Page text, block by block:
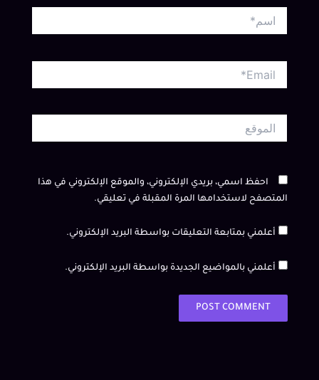
احفظ اسمي، بريدي الإلكتروني، والموقع الإلكتروني في هذا
المتصفح لاستخدامها المرة المقبلة في تعليقي.
أعلمني بمتابعة التعليقات بواسطة البريد الإلكتروني.
أعلمني بالمواضيع الجديدة بواسطة البريد الإلكتروني.